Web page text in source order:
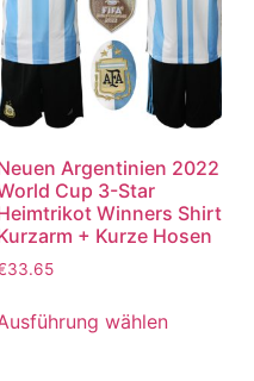
Argentinien 2022
Cup 3-Star
Winners Shirt
+ Kurze Hosen
33.65
wählen